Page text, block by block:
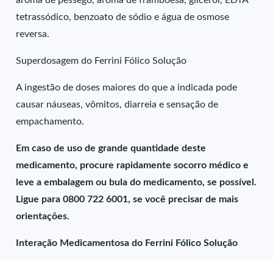
tetrassódico, benzoato de sódio e água de osmose
reversa.
Superdosagem do Ferrini Fólico Solução
A ingestão de doses maiores do que a indicada pode
causar náuseas, vômitos, diarreia e sensação de
empachamento.
Em caso de uso de grande quantidade deste
medicamento, procure rapidamente socorro médico e
leve a embalagem ou bula do medicamento, se possível.
Ligue para 0800 722 6001, se você precisar de mais
orientações.
Interação Medicamentosa do Ferrini Fólico Solução